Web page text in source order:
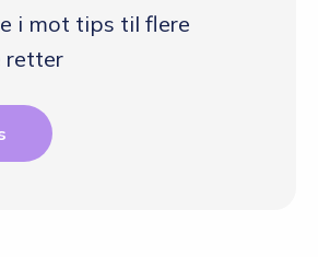
i mot tips til flere
retter